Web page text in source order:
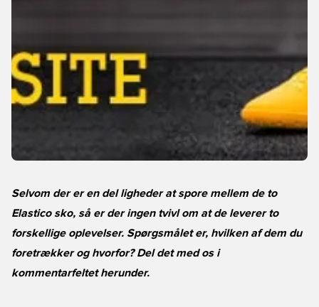
Selvom der er en del ligheder at spore mellem de to
Elastico sko, så er der ingen tvivl om at de leverer to
forskellige oplevelser. Spørgsmålet er, hvilken af dem du
foretrækker og hvorfor? Del det med os i
kommentarfeltet herunder.